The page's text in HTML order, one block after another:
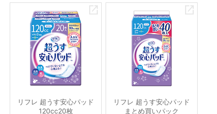
リフレ 超うす安心パッド
120cc20枚
リフレ 超うす安心パッド
まとめ買いパック